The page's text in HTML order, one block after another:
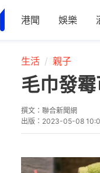
港聞 娛樂
生活 親子
毛巾發
撰文： 聯合新聞網
出版： 2023-05-08